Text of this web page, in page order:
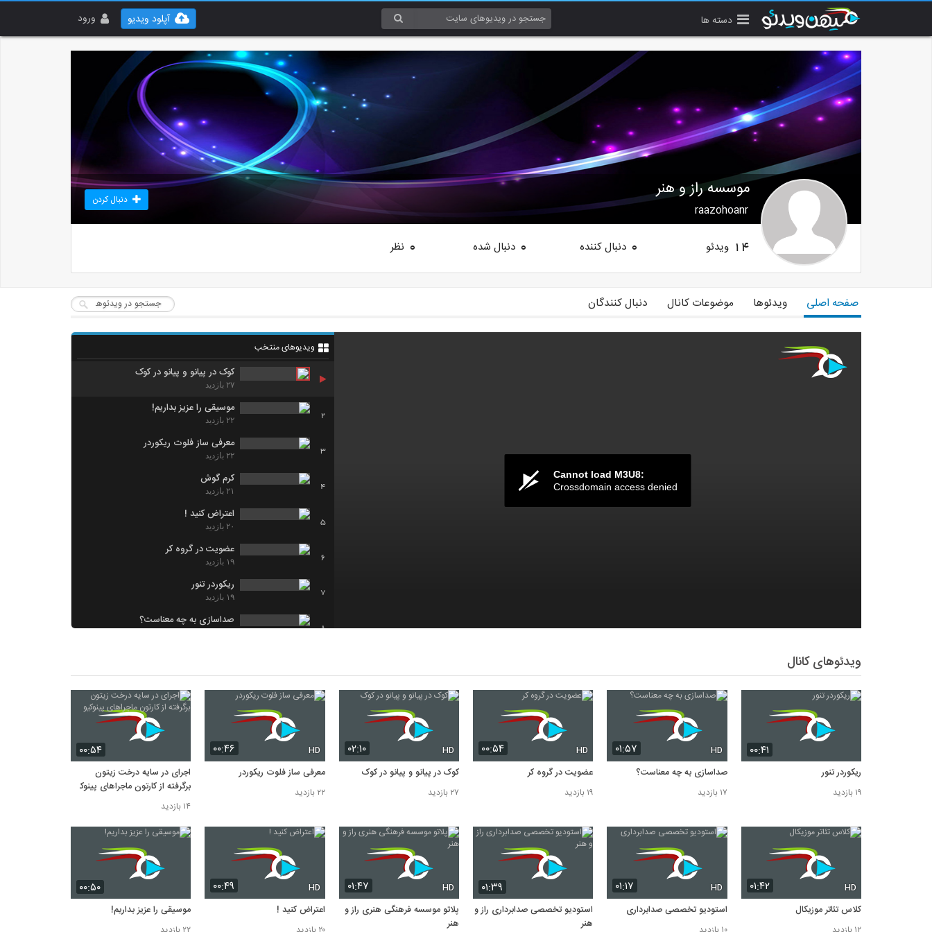
دسته ها ورود آپلود ویدیو
موسسه راز و هنر
raazohoanr
دنبال کردن
14 ویدئو 0 دنبال کننده 0 دنبال شده 0 نظر
صفحه اصلی ویدئوها موضوعات کانال دنبال کنندگان
Cannot load M3U8:
Crossdomain access denied
ویدیوهای منتخب
کوک در پیانو و پیانو در کوک
۲۷ بازدید
2
موسیقی را عزیز بداریم!
۲۲ بازدید
3
معرفی ساز فلوت ریکوردر
۲۲ بازدید
4
کرم گوش
۲۱ بازدید
5
اعتراض کنید !
۲۰ بازدید
6
عضویت در گروه کر
۱۹ بازدید
7
ریکوردر تنور
۱۹ بازدید
8
صداسازی به چه معناست؟
۱۴ بازدید
کلاس تئاتر موزیکال
۱۲ بازدید
ویدئوهای کانال
۰۰:۴۱
ریکوردر تنور
۱۹ بازدید
۰۱:۵۷ HD
صداسازی به چه معناست؟
۱۷ بازدید
۰۰:۵۴ HD
عضویت در گروه کر
۱۹ بازدید
۰۲:۱۰ HD
کوک در پیانو و پیانو در کوک
۲۷ بازدید
۰۰:۴۶ HD
معرفی ساز فلوت ریکوردر
۲۲ بازدید
۰۰:۵۴
اجرای در سایه درخت زیتون
برگرفته از کارتون ماجراهای پینوکیو
۱۴ بازدید
۰۱:۴۲ HD
کلاس تئاتر موزیکال
۰۱:۱۷ HD
استودیو تخصصی صدابرداری
۰۱:۳۹
استودیو تخصصی صدابرداری راز و
هنر
۰۱:۴۷ HD
پلاتو موسسه فرهنگی هنری راز و
هنر
۰۰:۴۹ HD
اعتراض کنید !
۰۰:۵۰
موسیقی را عزیز بداریم!